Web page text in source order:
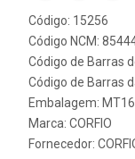
Código: 15256
Código NCM:
Código de Barras
Código de Barras
Embalagem:
Marca: CORFIO
Fornecedor: